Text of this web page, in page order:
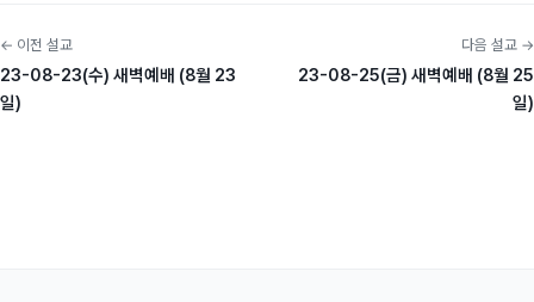
← 이전 설교
23-08-23(수) 새벽예배 (8월 23
일)
다음 설교 →
23-08-25(금) 새벽예배 (8월 25
일)